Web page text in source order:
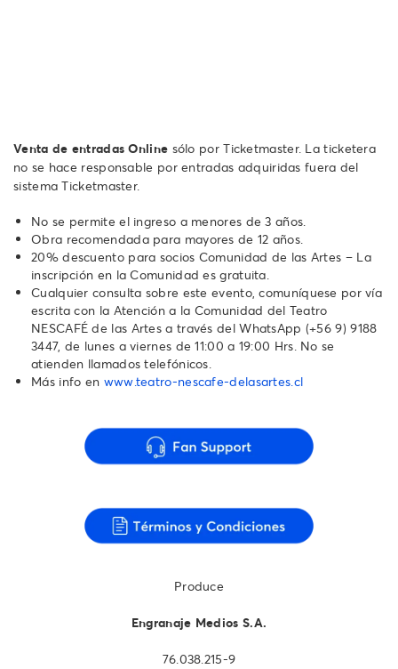
Venta de entradas Online sólo por Ticketmaster. La ticketera
no se hace responsable por entradas adquiridas fuera del
sistema Ticketmaster.
No se permite el ingreso a menores de 3 años.
Obra recomendada para mayores de 12 años.
20% descuento para socios Comunidad de las Artes – La
inscripción en la Comunidad es gratuita.
Cualquier consulta sobre este evento, comuníquese por vía
escrita con la Atención a la Comunidad del Teatro
NESCAFÉ de las Artes a través del WhatsApp ‪(+56 9) 9188
3447‬, de lunes a viernes de 11:00 a 19:00 Hrs. No se
atienden llamados telefónicos.‬‬‬‬‬‬
Más info en www.teatro-nescafe-delasartes.cl
Produce
Engranaje Medios S.A.
76.038.215-9